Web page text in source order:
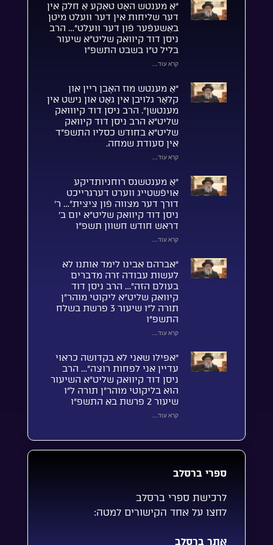
“אַ מענטש האָט טאַקע אַ חלק אין
דער שליחות אין דער וועלט מיטן
באַשעפֿער פֿון דער וועלט”… הרב
ניסן דוד קיוואק שליט”א שיעור
בליל ט”ו בשבט התשפ”ו
קרא עוד...
“אַ מענטש מוז האָבן ריין און
קלאָר גלויבן אין גאָט און נישט אין
מענטשן”. הרב ניסן דוד קיווואק
שליט”א הרב ניסן דוד קיוואק
שליט”א בחודש כסליו התשפ”ד
אין סעודת שמחה.
קרא עוד...
“אַ מענטשנס רוחניותדיקע
אויפֿשטייג ווערט דערגרייכט
דורך דער מצווה פֿון ציצית”… ר’
ניסן דוד קיוואק שליט”א יום ב’
דראש חודש חשוון תשפ”ו
קרא עוד...
“אברהם אבינו לימד אותנו לא
לעשות עבודה זרה מדברים
בעולם הזה”… הרב ניסן דוד
קיוואק שליט”א ליקוטי מוהר”ן
תורה ל”ו שיעור 3 פרשת בשלח
התשפ”ו
קרא עוד...
“אפילו שאני לא בקדושה כראוי
עדיין אני לפחות רוצה”… הרב
ניסן דוד קיוואק שליט”א השיעור
הוא בליקוטי מוהר”ן תורה ל”ו
שיעור 2 פרשת בא התשפ”ו
קרא עוד...
ספרי ברסלב
לרכישת ספרי ברסלב
לחצו על אחד הקישורים למטה:
אתר ברסלב